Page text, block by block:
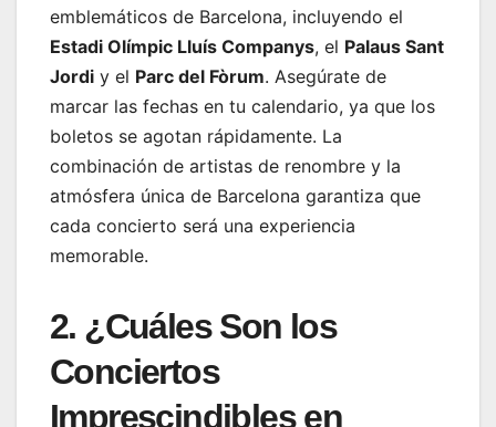
emblemáticos de Barcelona, incluyendo el
Estadi Olímpic Lluís Companys, el Palaus Sant
Jordi y el Parc del Fòrum. Asegúrate de
marcar las fechas en tu calendario, ya que los
boletos se agotan rápidamente. La
combinación de artistas de renombre y la
atmósfera única de Barcelona garantiza que
cada concierto será una experiencia
memorable.
2. ¿Cuáles Son los
Conciertos
Imprescindibles en